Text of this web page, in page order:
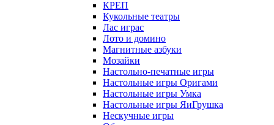
КРЕП
Кукольные театры
Лас играс
Лото и домино
Магнитные азбуки
Мозайки
Настольно-печатные игры
Настольные игры Оригами
Настольные игры Умка
Настольные игры ЯиГрушка
Нескучные игры